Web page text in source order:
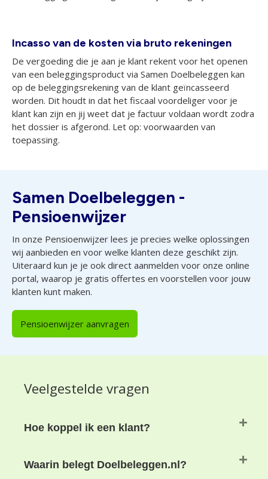
Incasso van de kosten via bruto rekeningen
De vergoeding die je aan je klant rekent voor het openen
van een beleggingsproduct via Samen Doelbeleggen kan
op de beleggingsrekening van de klant geïncasseerd
worden. Dit houdt in dat het fiscaal voordeliger voor je
klant kan zijn en jij weet dat je factuur voldaan wordt zodra
het dossier is afgerond. Let op: voorwaarden van
toepassing.
Samen Doelbeleggen -
Pensioenwijzer
In onze Pensioenwijzer lees je precies welke oplossingen
wij aanbieden en voor welke klanten deze geschikt zijn.
Uiteraard kun je je ook direct aanmelden voor onze online
portal, waarop je gratis offertes en voorstellen voor jouw
klanten kunt maken.
Pensioenwijzer aanvragen
Veelgestelde vragen
Hoe koppel ik een klant?
Waarin belegt Doelbeleggen.nl?